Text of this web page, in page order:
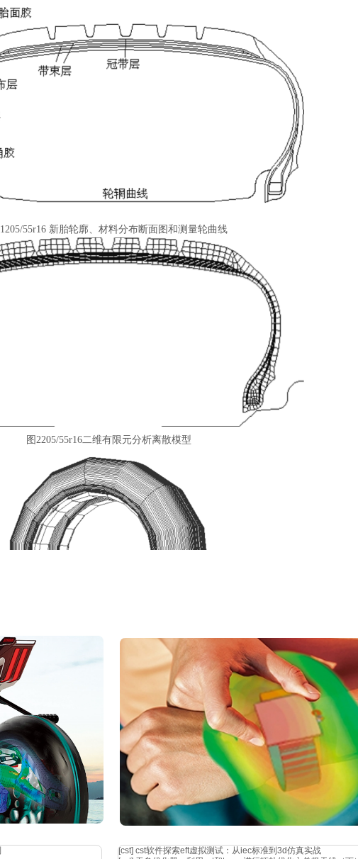
1205/55r16 新胎轮廓、材料分布断面图和测量轮曲线
图 2205/55r16二维有限元分析离散模型
3 205/55r16 三维有限元分析离散模型
[cst] cst软件探索eft虚拟测试：从iec标准到3d仿真实战